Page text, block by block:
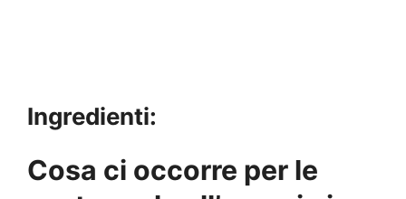
Ingredienti:
Cosa ci occorre per le